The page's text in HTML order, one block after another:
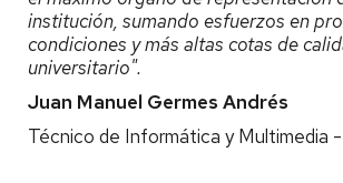
institución, sumando esfuerzos en
condiciones y más altas cotas de
universitario".
Juan Manuel Germes Andrés
Técnico de Informática y Multimedia